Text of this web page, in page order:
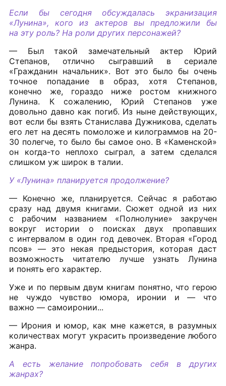
Если бы сегодня обсуждалась экранизация
«Лунина», кого из актеров вы предложили бы
на эту роль? На роли других персонажей?
— Был такой замечательный актер Юрий
Степанов, отлично сыгравший в сериале
«Гражданин начальник». Вот это было бы очень
точное попадание в образ, хотя Степанов,
конечно же, гораздо ниже ростом книжного
Лунина. К сожалению, Юрий Степанов уже
довольно давно как погиб. Из ныне действующих,
вот если бы взять Станислава Дужникова, сделать
его лет на десять помоложе и килограммов на 20-
30 полегче, то было бы самое оно. В «Каменской»
он когда-то неплохо сыграл, а затем сделался
слишком уж широк в талии.
У «Лунина» планируется продолжение?
— Конечно же, планируется. Сейчас я работаю
сразу над двумя книгами. Сюжет одной из них
с рабочим названием «Полнолуние» закручен
вокруг истории о поисках двух пропавших
с интервалом в один год девочек. Вторая «Город
псов» — это некая предыстория, которая даст
возможность читателю лучше узнать Лунина
и понять его характер.
Уже и по первым двум книгам понятно, что герою
не чуждо чувство юмора, иронии и — что
важно — самоиронии...
— Ирония и юмор, как мне кажется, в разумных
количествах могут украсить произведение любого
жанра.
А есть желание попробовать себя в других
жанрах?